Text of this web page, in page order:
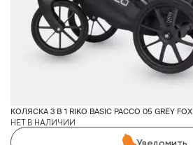
КОЛЯСКА 3 В 1 RIKO BASIC PACCO 05 GREY FOX
НЕТ В НАЛИЧИИ
Уведомить